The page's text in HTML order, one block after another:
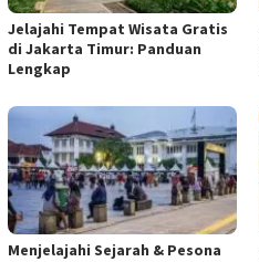
Jelajahi Tempat Wisata Gratis
di Jakarta Timur: Panduan
Lengkap
Menjelajahi Sejarah & Pesona